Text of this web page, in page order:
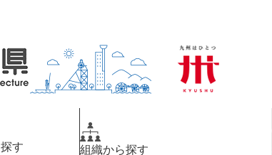
す 組織から探す